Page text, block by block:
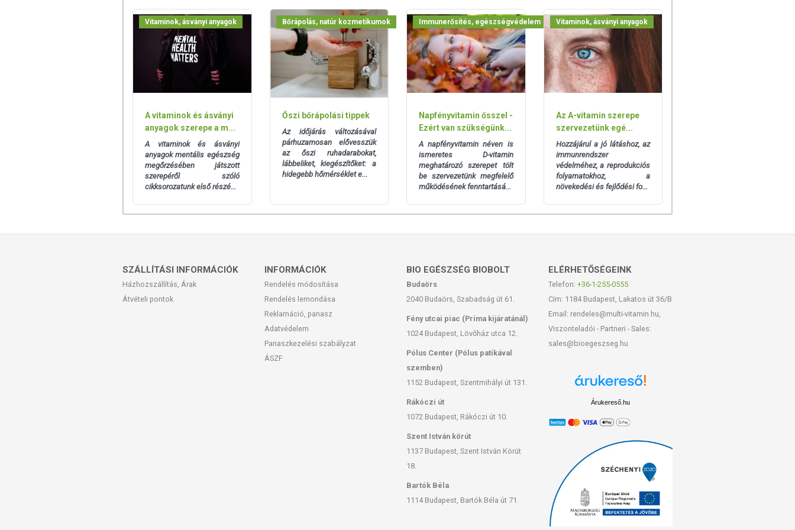
- hozzájárulhat a vér normál kalciumszintjének fenntartásához
- a halmáj és a halolajok egyik összetevője
Hatóanyag mennyiség filmtablettánként: Ajánlott napi bevitel %-a felnőtteknek (NRV)
D3-vitamin 2200 NE (55µg) 1100%
NRV*: ajánlott napi beviteli referencia érték %-a felnőtteknek
Fogyasztása javasolt:
- hideg, hűvös átmeneti hónapokban
- azoknak, akik 1 filmtablettával szeretnék pótolni C- és D-vitamin szükségletüket
- várandós és szoptató kismamák számára
- vesekövesség, veseelégtelenség esetén
szilícium-dioxid, talkum), Acerola csresznye kivonat (25 mg/tabletta), színezék (titán-
napi 1-2 filmtabletta (szétrágás nélkül), étkezés után, 1-2 deciliter folyadékkal
A termék nem helyettesíti a kiegyensúlyozott, vegyes étrendet és az egészséges életmódot! A
Vitaminok, ásványi anyagok
A vitaminok és ásványi
anyagok szerepe a m...
A vitaminok és ásványi
anyagok mentális egészség
megőrzésében játszott
szerepéről szóló
cikksorozatunk első részé...
Bőrápolás, natúr kozmetikumok
Őszi bőrápolási tippek
Az időjárás változásával
párhuzamosan elővesszük
az őszi ruhadarabokat,
lábbeliket, kiegészítőket: a
hidegebb hőmérséklet e...
Immunerősítés, egészségvédelem
Napfényvitamin ősszel -
Ezért van szükségünk...
A napfényvitamin néven is
ismeretes D-vitamin
meghatározó szerepet tölt
be szervezetünk megfelelő
működésének fenntartásá...
Vitaminok, ásványi anyagok
Az A-vitamin szerepe
szervezetünk egé...
Hozzájárul a jó látáshoz, az
immunrendszer
védelméhez, a reprodukciós
folyamatokhoz, a
növekedési és fejlődési fo...
SZÁLLÍTÁSI INFORMÁCIÓK
Házhozszállítás, Árak
Átvételi pontok
INFORMÁCIÓK
Rendelés módosítása
Rendelés lemondása
Reklamáció, panasz
Adatvédelem
Panaszkezelési szabályzat
ÁSZF
BIO EGÉSZSÉG BIOBOLT
Budaörs
2040 Budaörs, Szabadság út 61.
Fény utcai piac (Príma kijáratánál)
1024 Budapest, Lövőház utca 12.
Pólus Center (Pólus patikával
szemben)
1152 Budapest, Szentmihályi út 131.
Rákóczi út
1072 Budapest, Rákóczi út 10.
Szent István körút
1137 Budapest, Szent István Körút
18.
Bartók Béla
1114 Budapest, Bartók Béla út 71.
ELÉRHETŐSÉGEINK
Telefon: +36-1-255-0555
Cím: 1184 Budapest, Lakatos út 36/B
Email: rendeles@multi-vitamin.hu,
Viszonteladói - Partneri - Sales:
sales@bioegeszseg.hu
Árukereső.hu